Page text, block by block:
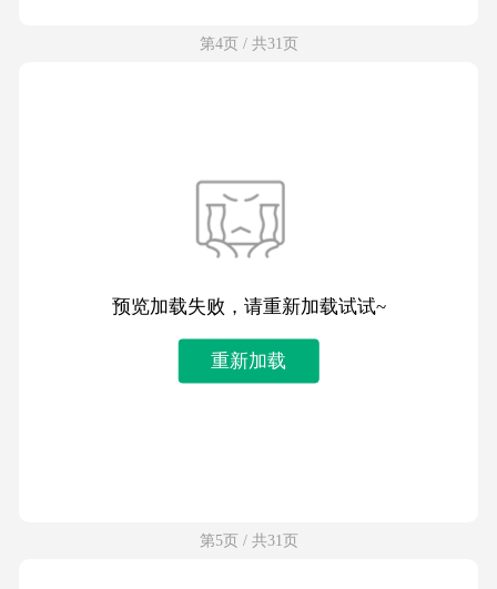
第4页 / 共31页
预览加载失败，请重新加载试试~
重新加载
第5页 / 共31页